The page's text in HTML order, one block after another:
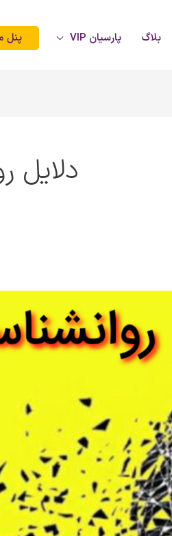
بلاگ پارسیان VIP پنل
دلایل